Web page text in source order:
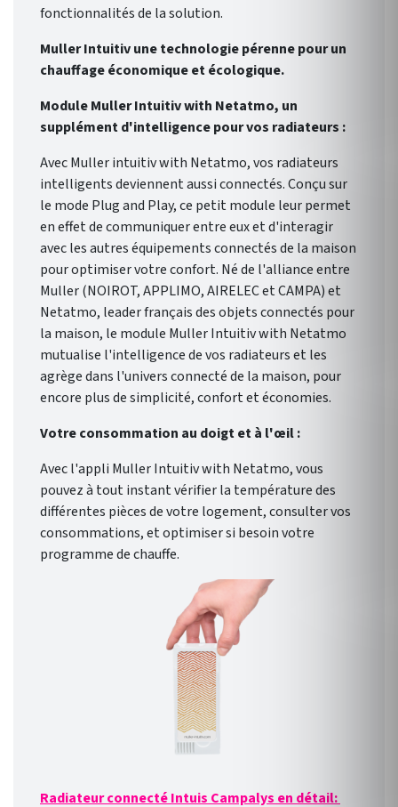
fonctionnalités de la solution.
Muller Intuitiv une technologie pérenne pour un
chauffage économique et écologique.
Module Muller Intuitiv with Netatmo, un
supplément d'intelligence pour vos radiateurs :
Avec Muller intuitiv with Netatmo, vos radiateurs
intelligents deviennent aussi connectés. Conçu sur
le mode Plug and Play, ce petit module leur permet
en effet de communiquer entre eux et d'interagir
avec les autres équipements connectés de la maison
pour optimiser votre confort. Né de l'alliance entre
Muller (NOIROT, APPLIMO, AIRELEC et CAMPA) et
Netatmo, leader français des objets connectés pour
la maison, le module Muller Intuitiv with Netatmo
mutualise l'intelligence de vos radiateurs et les
agrège dans l'univers connecté de la maison, pour
encore plus de simplicité, confort et économies.
Votre consommation au doigt et à l'œil :
Avec l'appli Muller Intuitiv with Netatmo, vous
pouvez à tout instant vérifier la température des
différentes pièces de votre logement, consulter vos
consommations, et optimiser si besoin votre
programme de chauffe.
Radiateur connecté Intuis Campalys en détail: